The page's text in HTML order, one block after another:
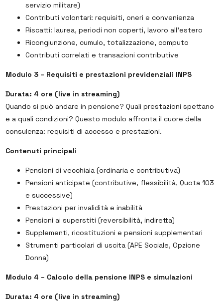
servizio militare)
Contributi volontari: requisiti, oneri e convenienza
Riscatti: laurea, periodi non coperti, lavoro all’estero
Ricongiunzione, cumulo, totalizzazione, computo
Contributi correlati e transazioni contributive
Modulo 3 – Requisiti e prestazioni previdenziali INPS
Durata: 4 ore (live in streaming)
Quando si può andare in pensione? Quali prestazioni spettano
e a quali condizioni? Questo modulo affronta il cuore della
consulenza: requisiti di accesso e prestazioni.
Contenuti principali
Pensioni di vecchiaia (ordinaria e contributiva)
Pensioni anticipate (contributive, flessibilità, Quota 103
e successive)
Prestazioni per invalidità e inabilità
Pensioni ai superstiti (reversibilità, indiretta)
Supplementi, ricostituzioni e pensioni supplementari
Strumenti particolari di uscita (APE Sociale, Opzione
Donna)
Modulo 4 – Calcolo della pensione INPS e simulazioni
Durata: 4 ore (live in streaming)